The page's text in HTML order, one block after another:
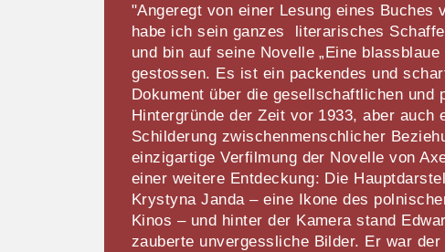
"Angeregt von einer Lesung eines Buches
habe ich sein ganzes literarisches
und bin auf seine Novelle „Eine blassblaue
gestossen. Es ist ein packendes und
Dokument über die gesellschaftlichen und
Hintergründe der Zeit vor 1933, aber auch
Schilderung zwischenmenschlicher
einzigartige Verfilmung der Novelle von
einer weitere Entdeckung: Die
Krystyna Janda – eine Ikone des
Kinos – und hinter der Kamera stand
zauberte unvergessliche Bilder. Er war der